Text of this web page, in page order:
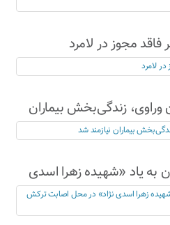
زندگی‌بخش بیماران
به یاد «شهیده زهرا اسدی
موشک‌های آمریکای